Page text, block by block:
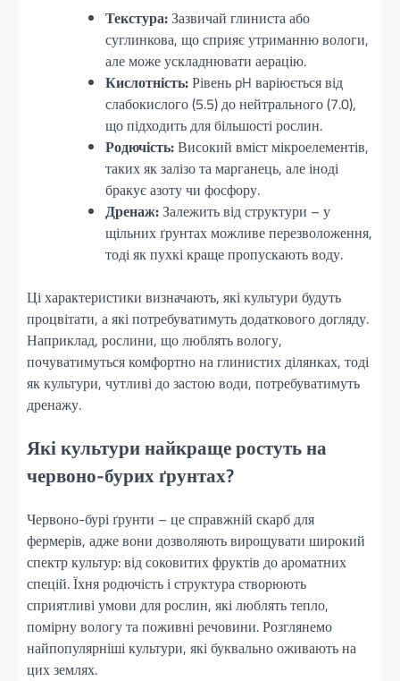
Текстура:Зазвичай глиниста або
суглинкова, що сприяє утриманню вологи,
але може ускладнювати аерацію.
Кислотність:Рівень pH варіюється від
слабокислого (5.5) до нейтрального (7.0),
що підходить для більшості рослин.
Родючість:Високий вміст мікроелементів,
таких як залізо та марганець, але іноді
бракує азоту чи фосфору.
Дренаж:Залежить від структури – у
щільних ґрунтах можливе перезволоження,
тоді як пухкі краще пропускають воду.
Ці характеристики визначають, які культури будуть
процвітати, а які потребуватимуть додаткового догляду.
Наприклад, рослини, що люблять вологу,
почуватимуться комфортно на глинистих ділянках, тоді
як культури, чутливі до застою води, потребуватимуть
дренажу.
Які культури найкраще ростуть на
червоно-бурих ґрунтах?
Червоно-бурі ґрунти – це справжній скарб для
фермерів, адже вони дозволяють вирощувати широкий
спектр культур: від соковитих фруктів до ароматних
спецій. Їхня родючість і структура створюють
сприятливі умови для рослин, які люблять тепло,
помірну вологу та поживні речовини. Розглянемо
найпопулярніші культури, які буквально оживають на
цих землях.